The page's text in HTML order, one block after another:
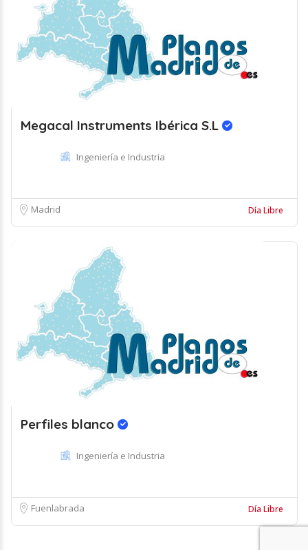
Megacal Instruments Ibérica S.L
Ingeniería e Industria
Madrid Día Libre
Perfiles blanco
Ingeniería e Industria
Fuenlabrada Día Libre